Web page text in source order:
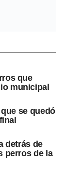
que
municipal
se quedó
detrás de
perros de la